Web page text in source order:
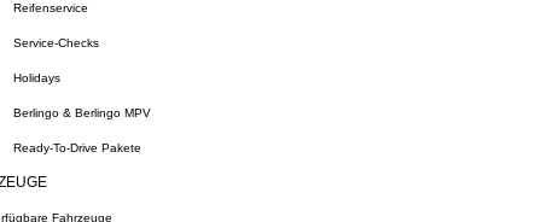
Reifenservice
Service-Checks
Holidays
Berlingo & Berlingo MPV
Ready-To-Drive Pakete
Fahrzeuge